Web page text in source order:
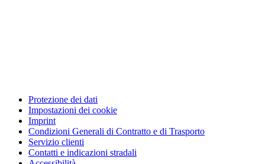
Protezione dei dati
Impostazioni dei cookie
Imprint
Condizioni Generali di Contratto e di Trasporto
Servizio clienti
Contatti e indicazioni stradali